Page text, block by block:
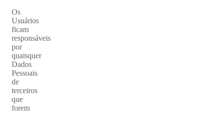
Os
Usuários
ficam
responsáveis
por
quaisquer
Dados
Pessoais
de
terceiros
que
forem